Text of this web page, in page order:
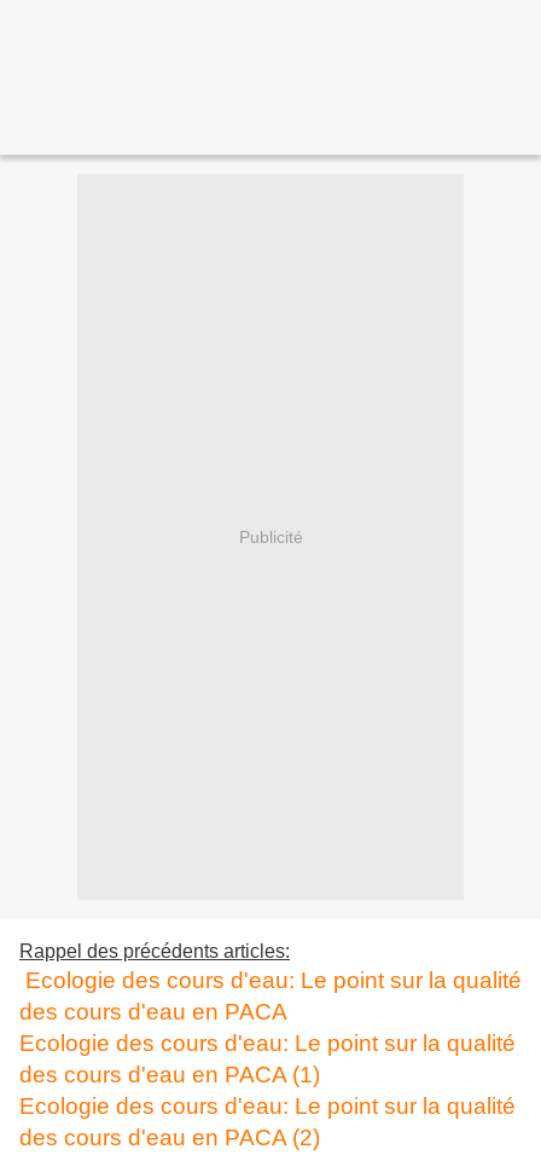
Publicité
Rappel des précédents articles:
Ecologie des cours d'eau: Le point sur la qualité
des cours d'eau en PACA
Ecologie des cours d'eau: Le point sur la qualité
des cours d'eau en PACA (1)
Ecologie des cours d'eau: Le point sur la qualité
des cours d'eau en PACA (2)